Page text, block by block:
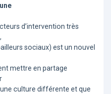
d’intervention très
sociaux) est un nouvel
mettre en partage
culture différente et que